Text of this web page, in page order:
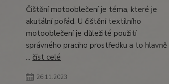
Čištění motooblečení je téma, které je
akutální pořád. U čištění textilního
motooblečení je důležité použití
správného pracího prostředku a to hlavně
... číst celé
26.11.2023